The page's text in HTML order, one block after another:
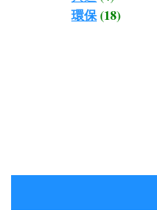
環保(18)